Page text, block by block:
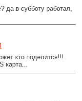
да в субботу работал,
кто поделится!!!
карта...